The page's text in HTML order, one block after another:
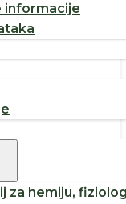
informacije
za hemiju,